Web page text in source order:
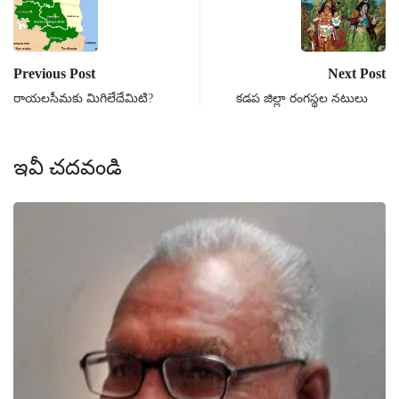
Previous Post
రాయలసీమకు మిగిలేదేమిటి?
Next Post
కడప జిల్లా రంగస్థల నటులు
ఇవీ చదవండి